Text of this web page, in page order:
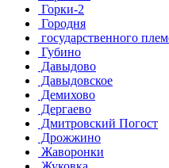
Горки-2
Городня
государственного
Губино
Давыдово
Давыдовское
Демихово
Дергаево
Дмитровский Погост
Дрожжино
Жаворонки